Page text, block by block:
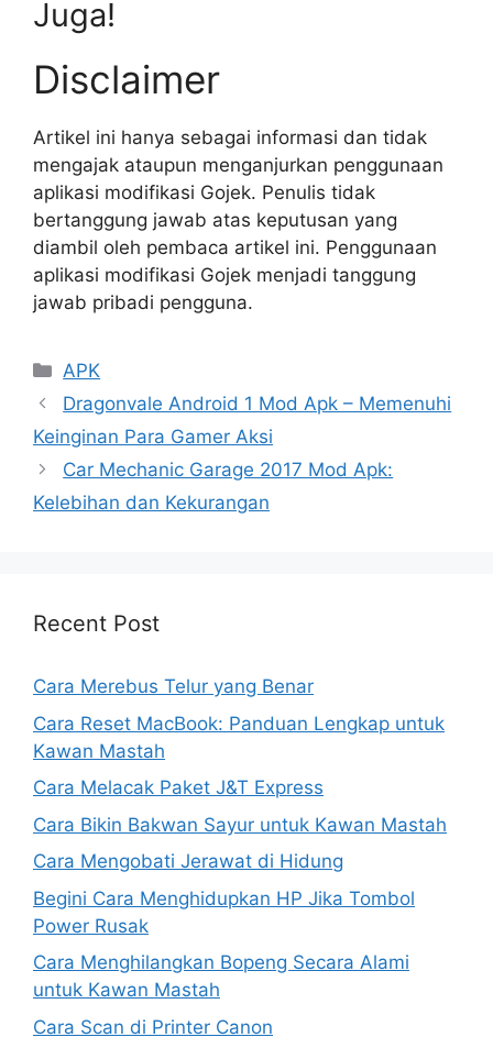
Juga!
Disclaimer
Artikel ini hanya sebagai informasi dan tidak
mengajak ataupun menganjurkan penggunaan
aplikasi modifikasi Gojek. Penulis tidak
bertanggung jawab atas keputusan yang
diambil oleh pembaca artikel ini. Penggunaan
aplikasi modifikasi Gojek menjadi tanggung
jawab pribadi pengguna.
Kategori
APK
Dragonvale Android 1 Mod Apk – Memenuhi
Keinginan Para Gamer Aksi
Car Mechanic Garage 2017 Mod Apk:
Kelebihan dan Kekurangan
Recent Post
Cara Merebus Telur yang Benar
Cara Reset MacBook: Panduan Lengkap untuk
Kawan Mastah
Cara Melacak Paket J&T Express
Cara Bikin Bakwan Sayur untuk Kawan Mastah
Cara Mengobati Jerawat di Hidung
Begini Cara Menghidupkan HP Jika Tombol
Power Rusak
Cara Menghilangkan Bopeng Secara Alami
untuk Kawan Mastah
Cara Scan di Printer Canon